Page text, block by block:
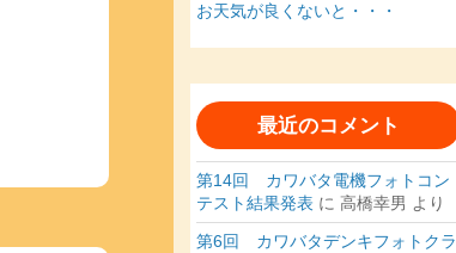
お天気が良くないと・・・
最近のコメント
第14回 カワバタ電機フォトコン
テスト結果発表 に 高橋幸男 より
第6回 カワバタデンキフォトクラ